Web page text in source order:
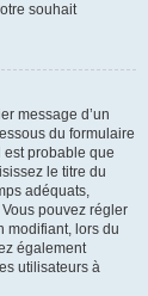
souhait
message d’un
du formulaire
est probable que
le titre du
adéquats,
pouvez régler
modifiant, lors du
également
utilisateurs à